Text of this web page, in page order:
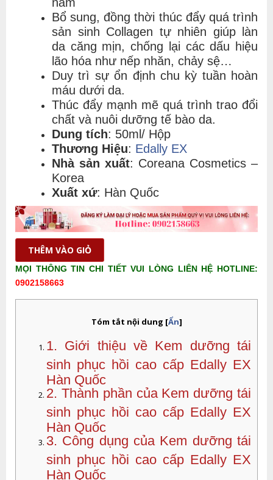
Bổ sung, đồng thời thúc đẩy quá trình
sản sinh Collagen tự nhiên giúp làn
da căng mịn, chống lại các dấu hiệu
lão hóa như nếp nhăn, chảy sệ…
Duy trì sự ổn định chu kỳ tuần hoàn
máu dưới da.
Thúc đẩy mạnh mẽ quá trình trao đổi
chất và nuôi dưỡng tế bào da.
Dung tích: 50ml/ Hộp
Thương Hiệu: Edally EX
Nhà sản xuất: Coreana Cosmetics –
Korea
Xuất xứ: Hàn Quốc
THÊM VÀO GIỎ
MỌI THÔNG TIN CHI TIẾT VUI LÒNG LIÊN HỆ HOTLINE:
0902158663
Tóm tắt nội dung [Ẩn]
1. Giới thiệu về Kem dưỡng tái
sinh phục hồi cao cấp Edally EX
Hàn Quốc
2. Thành phần của Kem dưỡng tái
sinh phục hồi cao cấp Edally EX
Hàn Quốc
3. Công dụng của Kem dưỡng tái
sinh phục hồi cao cấp Edally EX
Hàn Quốc